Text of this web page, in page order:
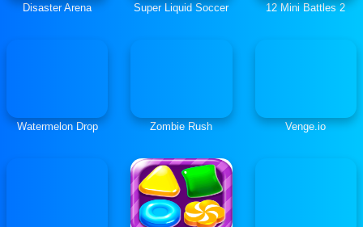
Disaster Arena Super Liquid Soccer 12 Mini Battles 2
Watermelon Drop Zombie Rush Venge.io